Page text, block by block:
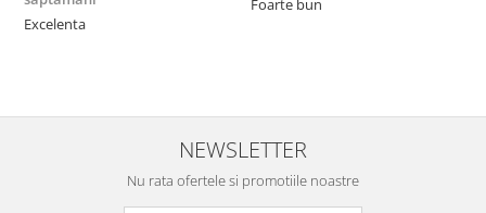
Excelenta
Foarte bun
NEWSLETTER
Nu rata ofertele si promotiile noastre